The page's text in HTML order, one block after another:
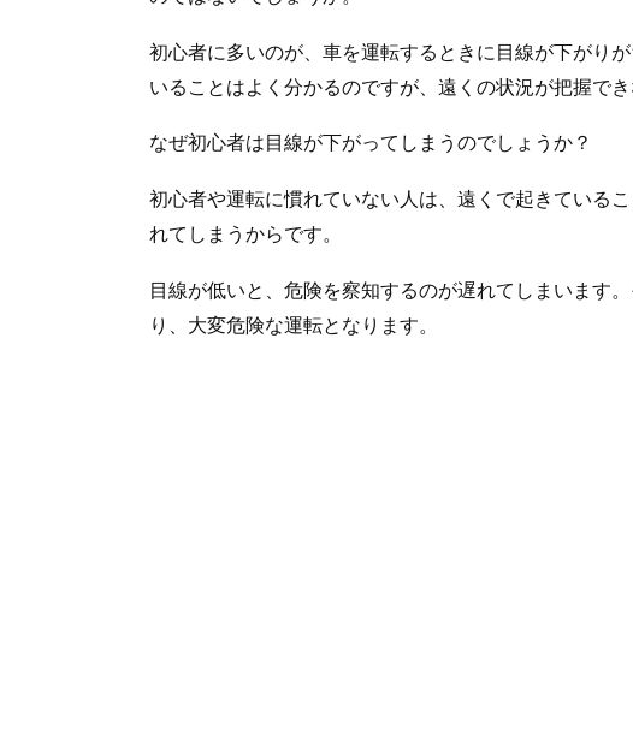
初心者に多いのが、車を運転するときに目線が下がり
いることはよく分かるのですが、遠くの状況が把握でき
なぜ初心者は目線が下がってしまうのでしょうか？
初心者や運転に慣れていない人は、遠くで起きている
れてしまうからです。
目線が低いと、危険を察知するのが遅れてしまいます
り、大変危険な運転となります。